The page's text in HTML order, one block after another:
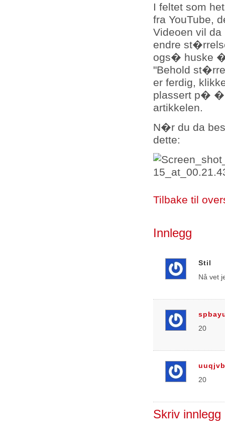
I feltet som
fra YouTube,
Videoen vil
endre
ogs� huske �
"Behold
er ferdig,
plassert p�
artikkelen.
N�r du da
dette:
Tilbake til
Innlegg
Stil
Nå vet
20
20
Skriv innlegg